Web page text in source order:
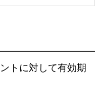
トに対して有効期